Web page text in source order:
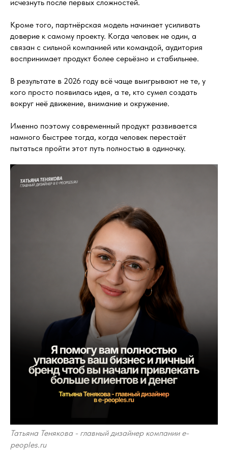
исчезнуть после первых сложностей.
Кроме того, партнёрская модель начинает усиливать
доверие к самому проекту. Когда человек не один, а
связан с сильной компанией или командой, аудитория
воспринимает продукт более серьёзно и стабильнее.
В результате в 2026 году всё чаще выигрывают не те, у
кого просто появилась идея, а те, кто сумел создать
вокруг неё движение, внимание и окружение.
Именно поэтому современный продукт развивается
намного быстрее тогда, когда человек перестаёт
пытаться пройти этот путь полностью в одиночку.
Татьяна Тенякова - главный дизайнер компании e-
peoples.ru